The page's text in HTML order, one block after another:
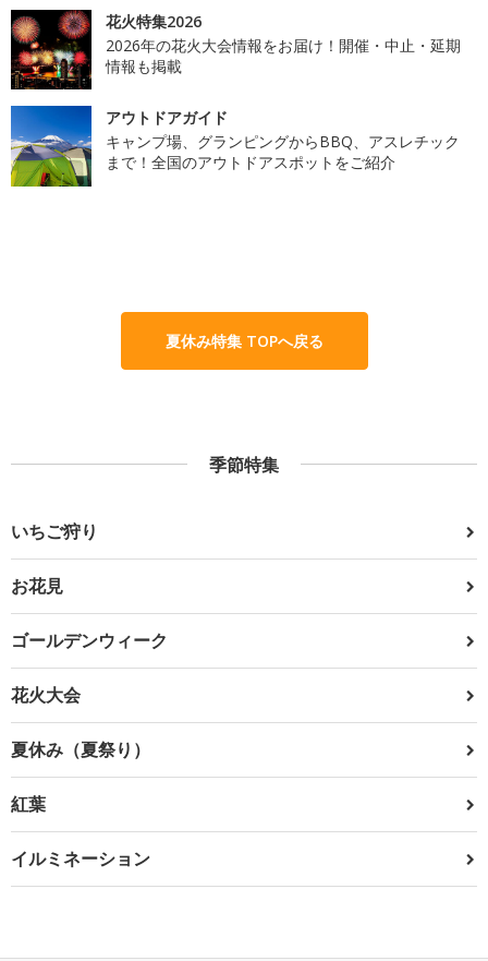
花火特集2026
2026年の花火大会情報をお届け！開催・中止・延期
情報も掲載
アウトドアガイド
キャンプ場、グランピングからBBQ、アスレチック
まで！全国のアウトドアスポットをご紹介
夏休み特集 TOPへ戻る
季節特集
いちご狩り
お花見
ゴールデンウィーク
花火大会
夏休み（夏祭り）
紅葉
イルミネーション